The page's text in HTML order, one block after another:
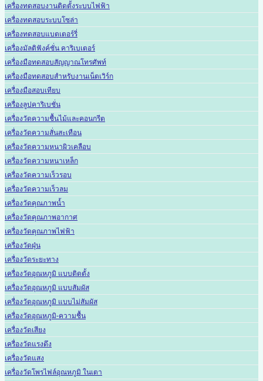
เครื่องทดสอบงานติดตั้งระบบไฟฟ้า
เครื่องทดสอบระบบโซล่า
เครื่องทดสอบแบตเตอร์รี่
เครื่องมัลติฟังค์ชั่น คาริเบเตอร์
เครื่องมือทดสอบสัญญาณโทรศัพท์
เครื่องมือทดสอบสำหรับงานเน็ตเวิร์ก
เครื่องมือสอบเทียบ
เครื่องลูปคาริเบชั่น
เครื่องวัดความชื้นไม้และคอนกรีต
เครื่องวัดความสั่นสะเทือน
เครื่องวัดความหนาผิวเคลือบ
เครื่องวัดความหนาเหล็ก
เครื่องวัดความเร็วรอบ
เครื่องวัดความเร็วลม
เครื่องวัดคุณภาพน้ำ
เครื่องวัดคุณภาพอากาศ
เครื่องวัดคุณภาพไฟฟ้า
เครื่องวัดฝุ่น
เครื่องวัดระยะทาง
เครื่องวัดอุณหภูมิ แบบติดตั้ง
เครื่องวัดอุณหภูมิ แบบสัมผัส
เครื่องวัดอุณหภูมิ แบบไม่สัมผัส
เครื่องวัดอุณหภูมิ-ความชื้น
เครื่องวัดเสียง
เครื่องวัดแรงดึง
เครื่องวัดแสง
เครื่องวัดโพรไฟล์อุณหภูมิ ในเตา